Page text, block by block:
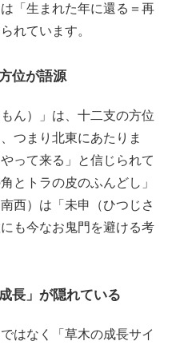
「生まれた年に還る＝再
れています。
位が語源
ん）」は、十二支の方位
つまり北東にあたりま
って来る」と信じられて
とトラの皮のふんどし」
西）は「未申（ひつじさ
も今なお鬼門を避ける考
長」が隠れている
はなく「草木の成長サイ